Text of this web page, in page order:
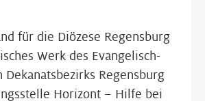
für die Diözese Regensburg
Werk des Evangelisch-
Dekanatsbezirks Regensburg
Horizont – Hilfe bei